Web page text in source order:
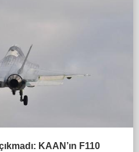
KAAN’ın F110